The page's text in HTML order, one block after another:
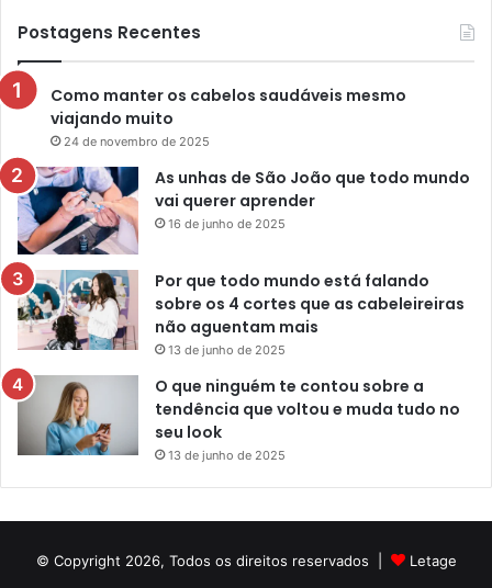
Postagens Recentes
Como manter os cabelos saudáveis mesmo
viajando muito
24 de novembro de 2025
As unhas de São João que todo mundo
vai querer aprender
16 de junho de 2025
Por que todo mundo está falando
sobre os 4 cortes que as cabeleireiras
não aguentam mais
13 de junho de 2025
O que ninguém te contou sobre a
tendência que voltou e muda tudo no
seu look
13 de junho de 2025
© Copyright 2026, Todos os direitos reservados |
Letage